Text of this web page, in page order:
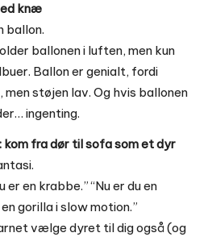
knæ
ballon.
ballonen i luften, men kun
Ballon er genialt, fordi
støjen lav. Og hvis ballonen
ingenting.
fra dør til sofa som et dyr
er en krabbe.” “Nu er du en
en gorilla i slow motion.”
vælge dyret til dig også (og